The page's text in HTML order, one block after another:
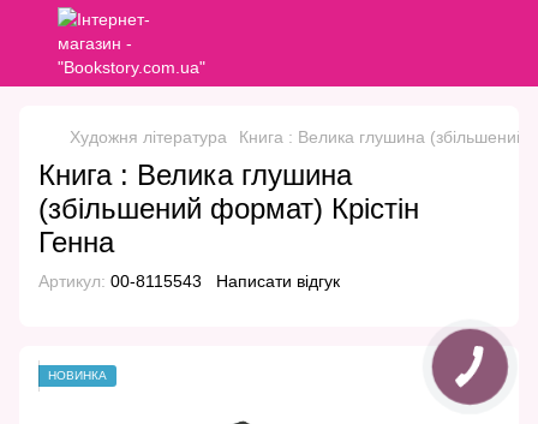
Художня література Книга : Велика глушина (збільшений
Книга : Велика глушина
(збільшений формат) Крістін
Генна
Артикул: 00-8115543 Написати відгук
НОВИНКА